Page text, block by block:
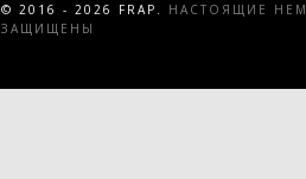
© 2016 - 2026 FRAP.
НАСТОЯЩИЕ
ЗАЩИЩЕНЫ